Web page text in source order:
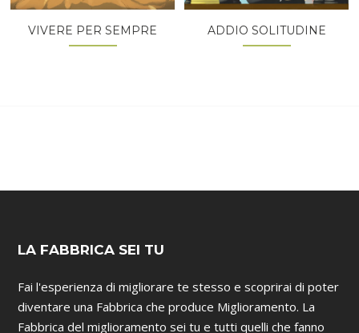
VIVERE PER SEMPRE ADDIO SOLITUDINE
LA FABBRICA SEI TU
Fai l'esperienza di migliorare te stesso e scoprirai di poter
diventare una Fabbrica che produce Miglioramento. La
Fabbrica del miglioramento sei tu e tutti quelli che fanno